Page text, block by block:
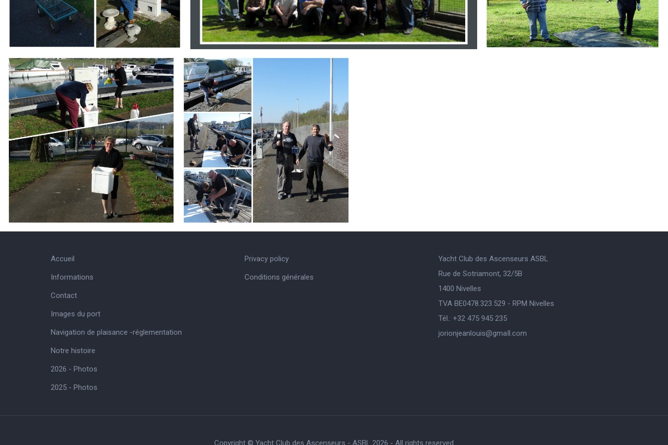
Branding
ARMCHAIR
Branding
ARMCHAIR
Accueil
Informations
Contact
Images du port
Navigation de plaisance -réglementation
Notre histoire
2026 - Photos
2025 - Photos
Privacy policy
Conditions générales
Yacht Club des Ascenseurs ASBL
Rue de Sotriamont, 32/5B
1400 Nivelles
TVA BE0478.323.529 - RPM Nivelles
Tél.: +32 475 945 235
jorionjeanlouis@gmaIl.com
Copyright © Yacht Club des Ascenseurs - ASBL 2026 - All rights reserved